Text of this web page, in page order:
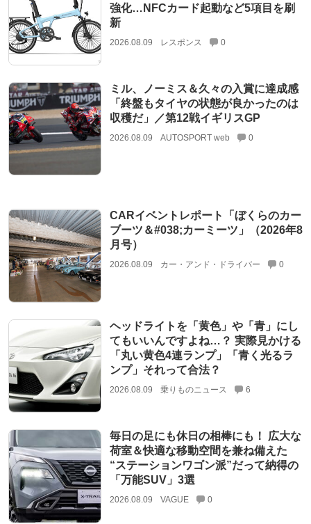
強化…NFCカード起動など5項目を刷
新
2026.08.09 レスポンス 0
ミル、ノーミス＆久々の入賞に達成感
「終盤もタイヤの状態が良かったのは
収穫だ」／第12戦イギリスGP
2026.08.09 AUTOSPORT web 0
CARイベントレポート「ぼくらのカー
ブーツ＆#038;カーミーツ」（2026年8
月号）
2026.08.09 カー・アンド・ドライバー 0
ヘッドライトを「黄色」や「青」にし
てもいいんですよね…？ 実際見かける
「丸い黄色4連ランプ」「青く光るラ
ンプ」それって合法？
2026.08.09 乗りものニュース 6
毎日の足にも休日の相棒にも！ 広大な
荷室＆快適な移動空間を兼ね備えた
“ステーションワゴン派”だって納得の
「万能SUV」3選
2026.08.09 VAGUE 0